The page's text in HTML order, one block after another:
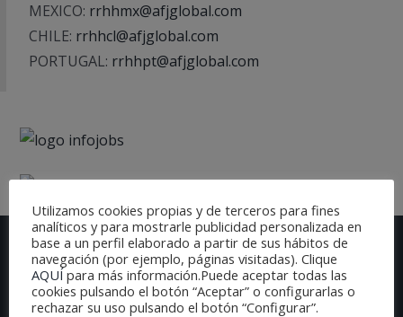
MEXICO: rrhhmx@afjglobal.com
CHILE: rrhhcl@afjglobal.com
PORTUGAL: rrhhpt@afjglobal.com
Utilizamos cookies propias y de terceros para fines
analíticos y para mostrarle publicidad personalizada en
base a un perfil elaborado a partir de sus hábitos de
navegación (por ejemplo, páginas visitadas). Clique
AQUÍ para más información.Puede aceptar todas las
cookies pulsando el botón “Aceptar” o configurarlas o
rechazar su uso pulsando el botón “Configurar”.